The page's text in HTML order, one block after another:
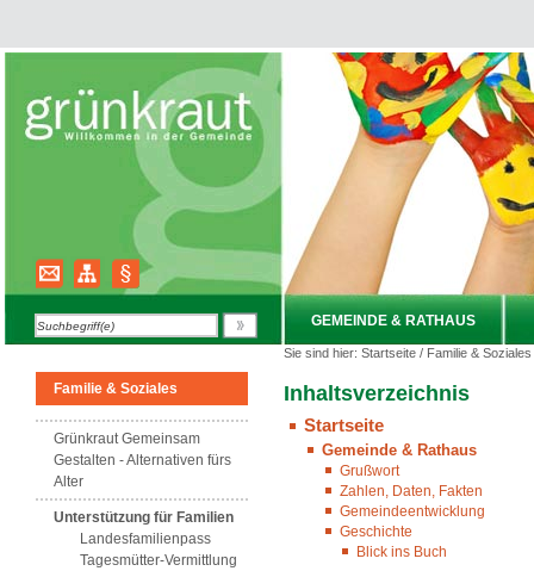
GEMEINDE & RATHAUS
Sie sind hier: Startseite / Familie & Soziales
Familie & Soziales
Grünkraut Gemeinsam
Gestalten - Alternativen fürs
Alter
Unterstützung für Familien
Landesfamilienpass
Tagesmütter-Vermittlung
Inhaltsverzeichnis
Startseite
Gemeinde & Rathaus
Grußwort
Zahlen, Daten, Fakten
Gemeindeentwicklung
Geschichte
Blick ins Buch